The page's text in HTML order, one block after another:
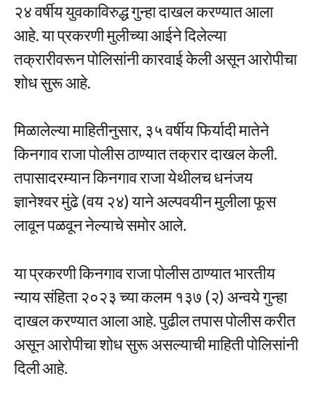
२४ वर्षीय युवकाविरुद्ध गुन्हा दाखल करण्यात आला
आहे. या प्रकरणी मुलीच्या आईने दिलेल्या
तक्रारीवरून पोलिसांनी कारवाई केली असून आरोपीचा
शोध सुरू आहे.
मिळालेल्या माहितीनुसार, ३५ वर्षीय फिर्यादी मातेने
किनगाव राजा पोलीस ठाण्यात तक्रार दाखल केली.
तपासादरम्यान किनगाव राजा येथीलच धनंजय
ज्ञानेश्वर मुंढे (वय २४) याने अल्पवयीन मुलीला फूस
लावून पळवून नेल्याचे समोर आले.
या प्रकरणी किनगाव राजा पोलीस ठाण्यात भारतीय
न्याय संहिता २०२३ च्या कलम १३७ (२) अन्वये गुन्हा
दाखल करण्यात आला आहे. पुढील तपास पोलीस करीत
असून आरोपीचा शोध सुरू असल्याची माहिती पोलिसांनी
दिली आहे.